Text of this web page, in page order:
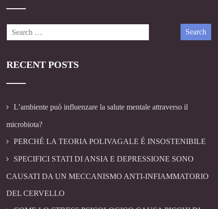
RECENT POSTS
L’ambiente può influenzare la salute mentale attraverso il
microbiota?
PERCHÉ LA TEORIA POLIVAGALE É INSOSTENIBILE
SPECIFICI STATI DI ANSIA E DEPRESSIONE SONO
CAUSATI DA UN MECCANISMO ANTI-INFIAMMATORIO
DEL CERVELLO